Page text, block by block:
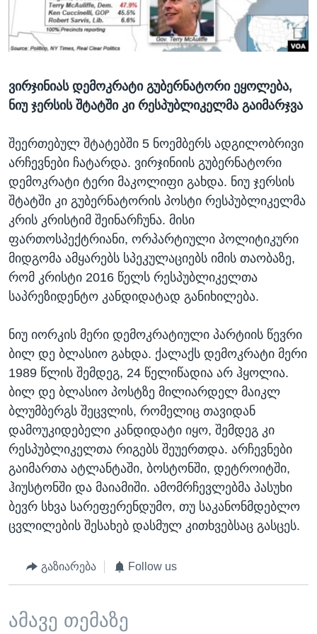
ᲡᲢᲣᲓᲘᲐ ᲕᲐᲨᲘᲜᲒᲢᲝᲜᲘ
ᲔᲙᲝᲜᲝᲛᲘᲙᲐ
ᲯᲐᲜᲛᲠᲗᲔᲚᲝᲑᲐ
ᲘᲜᲢᲔᲠᲕᲘᲣ
ᲙᲣᲚᲢᲣᲠᲐ
ᲒᲐᲚᲘᲚᲔᲝ
ᲓᲔᲖᲘᲜᲤᲝᲠᲛᲐᲪᲘᲐ
Learning English
ვირჯინიას დემოკრატი გუბერნატორი ეყოლება,
ნიუ ჯერსის შტატში კი რესპუბლიკელმა გაიმარჯვა
შეერთებულ შტატებში 5 ნოემბერს ადგილობრივი
არჩევნები ჩატარდა. ვირჯინიის გუბერნატორი
დემოკრატი ტერი მაკოლიფი გახდა. ნიუ ჯერსის
შტატში კი გუბერნატორის პოსტი რესპუბლიკელმა
კრის კრისტიმ შეინარჩუნა. მისი
ფართოსპექტრიანი, ორპარტიული პოლიტიკური
მიდგომა ამყარებს სპეკულაციებს იმის თაობაზე,
რომ კრისტი 2016 წელს რესპუბლიკელთა
საპრეზიდენტო კანდიდატად განიხილება.
ნიუ იორკის მერი დემოკრატიული პარტიის წევრი
ბილ დე ბლასიო გახდა. ქალაქს დემოკრატი მერი
1989 წლის შემდეგ, 24 წელიწადია არ ჰყოლია.
ბილ დე ბლასიო პოსტზე მილიარდელ მაიკლ
ბლუმბერგს შეცვლის, რომელიც თავიდან
დამოუკიდებელი კანდიდატი იყო, შემდეგ კი
რესპუბლიკელთა რიგებს შეუერთდა. არჩევნები
გაიმართა ატლანტაში, ბოსტონში, დეტროიტში,
ჰიუსტონში და მაიამიში. ამომრჩევლებმა პასუხი
ბევრ სხვა სარეფერენდუმო, თუ საკანონმდებლო
ცვლილების შესახებ დასმულ კითხვებსაც გასცეს.
გაზიარება Follow us
ამავე თემაზე